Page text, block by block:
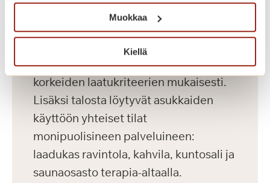
Muokkaa
Kiellä
avara, esteetön ja kaunis asunto. Hyvin
varustellut senioriasunnot on
toteutettu Saga-palvelutalojen
korkeiden laatukriteerien mukaisesti.
Lisäksi talosta löytyvät asukkaiden
käyttöön yhteiset tilat
monipuolisineen palveluineen:
laadukas ravintola, kahvila, kuntosali ja
saunaosasto terapia-altaalla.